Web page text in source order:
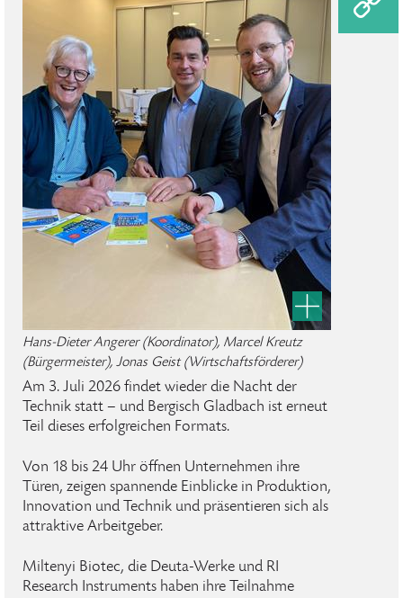
Hans-Dieter Angerer (Koordinator), Marcel Kreutz
(Bürgermeister), Jonas Geist (Wirtschaftsförderer)
Am 3. Juli 2026 findet wieder die Nacht der
Technik statt – und Bergisch Gladbach ist erneut
Teil dieses erfolgreichen Formats.
Von 18 bis 24 Uhr öffnen Unternehmen ihre
Türen, zeigen spannende Einblicke in Produktion,
Innovation und Technik und präsentieren sich als
attraktive Arbeitgeber.
Miltenyi Biotec, die Deuta-Werke und RI
Research Instruments haben ihre Teilnahme